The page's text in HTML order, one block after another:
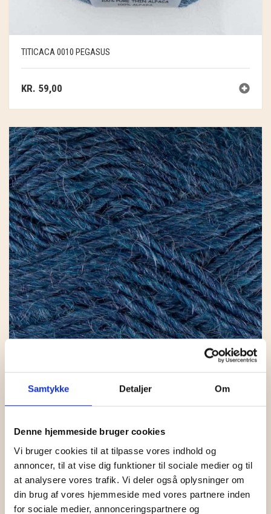
Samtykke Detaljer Om
Denne hjemmeside bruger cookies
Vi bruger cookies til at tilpasse vores indhold og
annoncer, til at vise dig funktioner til sociale medier og til
at analysere vores trafik. Vi deler også oplysninger om
din brug af vores hjemmeside med vores partnere inden
for sociale medier, annonceringspartnere og
TITICACA 0010 PEGASUS
KR. 59,00
LAMAULD 6852 JEANS BLUE
KR.39,00